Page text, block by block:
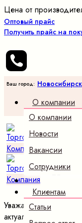
Цена от
Оптовый прайс
Получить прайс на
Ваш город: Новосибирск
О компании
О компании
Новости
Вакансии
Сотрудники
Клиентам
Статьи
Уважаемые
актуальное наличие!